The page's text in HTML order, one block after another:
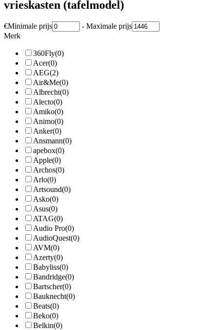
vrieskasten (tafelmodel)
€Minimale prijs - Maximale prijs
Merk
360Fly(0)
Acer(0)
AEG(2)
Air&Me(0)
Albrecht(0)
Alecto(0)
Amiko(0)
Animo(0)
Anker(0)
Ansmann(0)
apebox(0)
Apple(0)
Archos(0)
Arlo(0)
Artsound(0)
Asko(0)
Asus(0)
ATAG(0)
Audio Pro(0)
AudioQuest(0)
AVM(0)
Azerty(0)
Babyliss(0)
Bandridge(0)
Bartscher(0)
Bauknecht(0)
Beats(0)
Beko(0)
Belkin(0)